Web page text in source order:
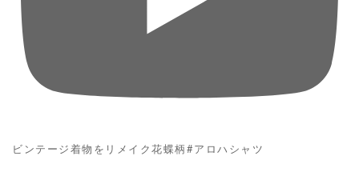
ビンテージ着物をリメイク花蝶柄#アロハシャツ